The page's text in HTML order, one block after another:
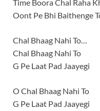
Time Boora Chal Raha
Oont Pe Bhi Baithenge
Chal Bhaag Nahi To…
Chal Bhaag Nahi To
G Pe Laat Pad Jaayegi
O Chal Bhaag Nahi To
G Pe Laat Pad Jaayegi